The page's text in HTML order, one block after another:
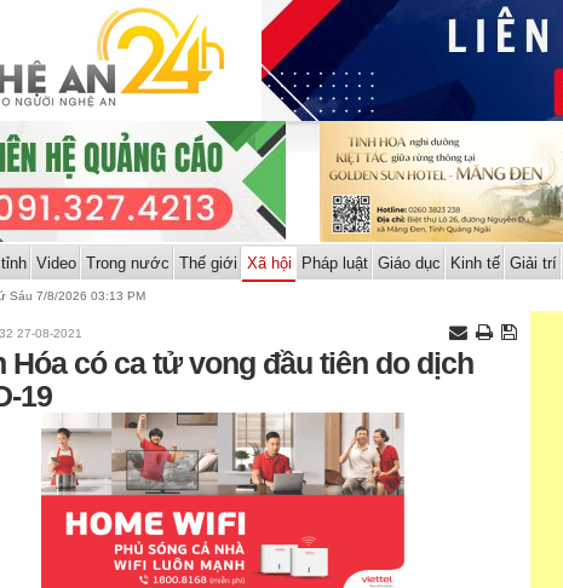
Video Trong nước Thế giới Xã hội Pháp luật Giáo dục Kinh tế Giải trí
Sáu 7/8/2026 03:13 PM
27-08-2021
Hóa có ca tử vong đầu tiên do dịch
19